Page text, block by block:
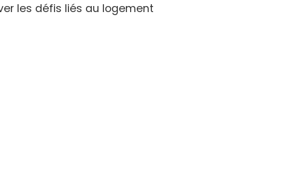
les défis liés au logement